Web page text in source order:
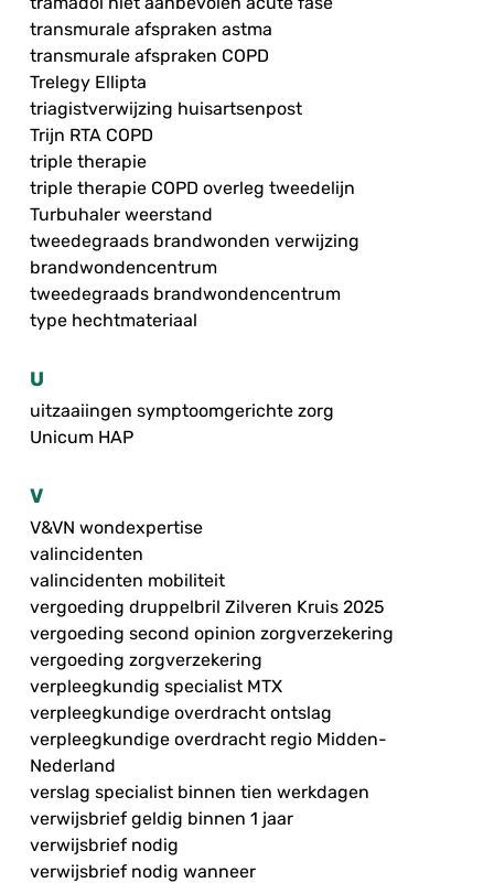
transmurale afspraken astma
transmurale afspraken COPD
Trelegy Ellipta
triagistverwijzing huisartsenpost
Trijn RTA COPD
triple therapie
triple therapie COPD overleg tweedelijn
Turbuhaler weerstand
tweedegraads brandwonden verwijzing
brandwondencentrum
tweedegraads brandwondencentrum
type hechtmateriaal
U
uitzaaiingen symptoomgerichte zorg
Unicum HAP
V
V&VN wondexpertise
valincidenten
valincidenten mobiliteit
vergoeding druppelbril Zilveren Kruis 2025
vergoeding second opinion zorgverzekering
vergoeding zorgverzekering
verpleegkundig specialist MTX
verpleegkundige overdracht ontslag
verpleegkundige overdracht regio Midden-
Nederland
verslag specialist binnen tien werkdagen
verwijsbrief geldig binnen 1 jaar
verwijsbrief nodig
verwijsbrief nodig wanneer